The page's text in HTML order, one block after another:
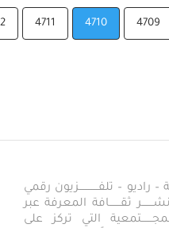
4709
4710
4711
راديو – تلفــــــــــــزيون رقمي
ثقـــــــافة المعرفة عبر
المجـــــــتمعية التي تركز على